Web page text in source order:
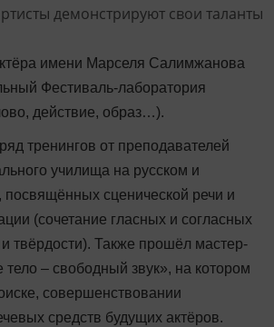
имени Марселя Салимжанова
Фестиваль-лаборатория
действие, образ…).
тренингов от преподавателей
училища на русском и
посвящённых сценической речи и
(сочетание гласных и согласных
и твёрдости). Также прошёл мастер-
тело – свободный звук», на котором
совершенствовании
средств будущих актёров.